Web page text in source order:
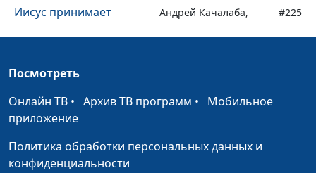
Иисус принимает
Андрей Качалаба,
#225
слова
Жестокое сердце
Андрей Качалаба,
Сила Божьего
прощения
Андрей Качалаба,
Посмотреть
Онлайн ТВ • Архив ТВ программ • Мобильное
приложение
Политика обработки персональных данных и
конфиденциальности